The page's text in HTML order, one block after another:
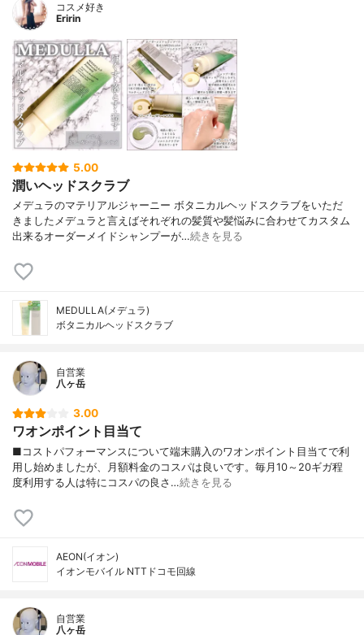
コスメ好き
Eririn
5.00
潤いヘッドスクラブ
メデュラのマテリアルジャーニー ボタニカルヘッドスクラブをいただ
きましたメデュラと言えばそれぞれの髪質や髪悩みに合わせてカスタム
出来るオーダーメイドシャンプーが…続きを見る
MEDULLA(メデュラ)
ボタニカルヘッドスクラブ
自営業
八ヶ岳
3.00
ワオンポイント目当て
■コストパフォーマンスについて端末購入のワオンポイント目当てで利
用し始めましたが、月額料金のコスパは良いです。毎月10～20ギガ程
度利用する人は特にコスパの良さ…続きを見る
AEON(イオン)
イオンモバイル NTTドコモ回線
自営業
八ヶ岳